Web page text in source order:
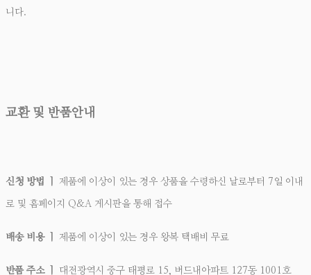
니다.
교환 및 반품안내
신청 방법 ㅣ 제품에 이상이 있는 경우 상품을 수령하신 날로부터 7일 이내
로 및 홈페이지 Q&A 게시판을 통해 접수
배송 비용 ㅣ 제품에 이상이 있는 경우 왕복 택배비 무료
반품 주소 ㅣ 대전광역시 중구 태평로 15, 버드내아파트 127동 1001호